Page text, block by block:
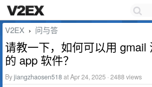
V2EX › 问与答
请教一下，如何可以用 gmail
的 app 软件？
Byjiangzhaosen518at Apr 24, 2025 · 2488 views